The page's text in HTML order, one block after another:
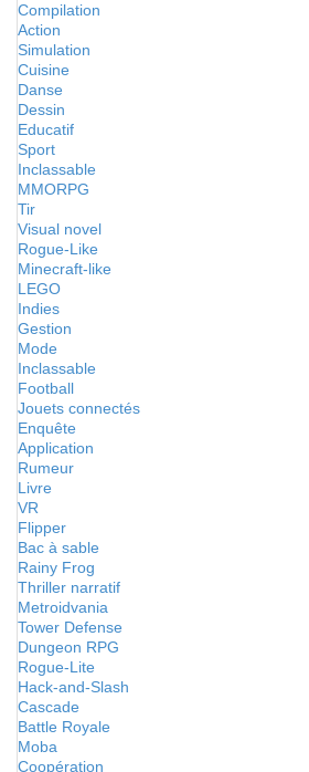
Compilation
Action
Simulation
Cuisine
Danse
Dessin
Educatif
Sport
Inclassable
MMORPG
Tir
Visual novel
Rogue-Like
Minecraft-like
LEGO
Indies
Gestion
Mode
Inclassable
Football
Jouets connectés
Enquête
Application
Rumeur
Livre
VR
Flipper
Bac à sable
Rainy Frog
Thriller narratif
Metroidvania
Tower Defense
Dungeon RPG
Rogue-Lite
Hack-and-Slash
Cascade
Battle Royale
Moba
Coopération